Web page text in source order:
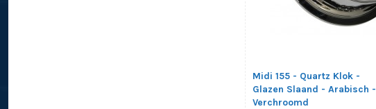
Midi 155 - Quartz Klok -
Glazen Slaand - Arabisch -
Verchroomd